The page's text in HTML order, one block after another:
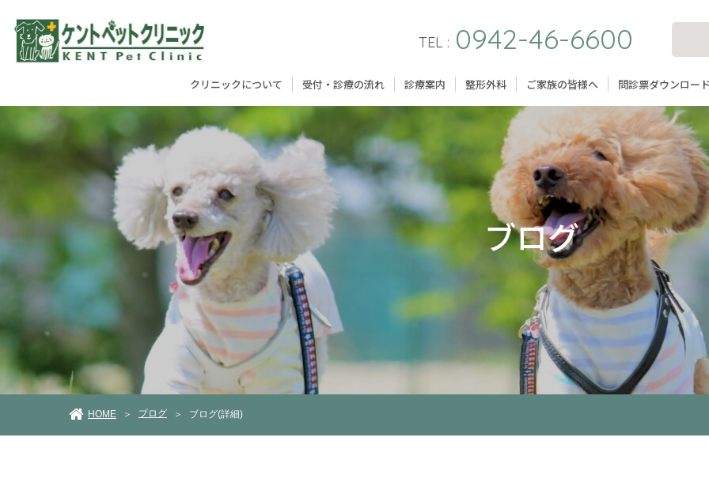
TEL : 0942-46-6600
クリニックについて 受付・診療の流れ 診療案内 整形外科 ご家族の皆様へ 問診票ダウンロー
ブログ
HOME ＞ ブログ ＞ ブログ(詳細)